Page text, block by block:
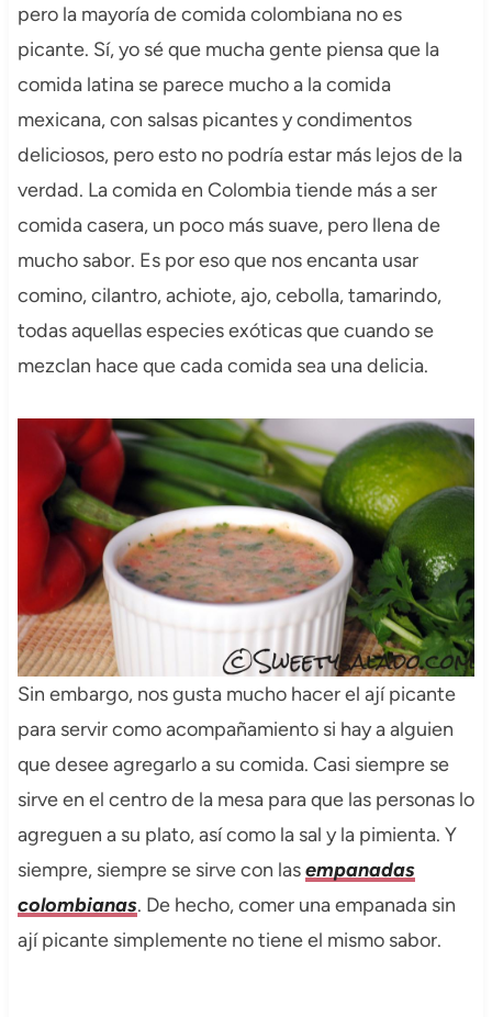
pero la mayoría de comida colombiana no es
picante. Sí, yo sé que mucha gente piensa que la
comida latina se parece mucho a la comida
mexicana, con salsas picantes y condimentos
deliciosos, pero esto no podría estar más lejos de la
verdad. La comida en Colombia tiende más a ser
comida casera, un poco más suave, pero llena de
mucho sabor. Es por eso que nos encanta usar
comino, cilantro, achiote, ajo, cebolla, tamarindo,
todas aquellas especies exóticas que cuando se
mezclan hace que cada comida sea una delicia.
Sin embargo, nos gusta mucho hacer el ají picante
para servir como acompañamiento si hay a alguien
que desee agregarlo a su comida. Casi siempre se
sirve en el centro de la mesa para que las personas lo
agreguen a su plato, así como la sal y la pimienta. Y
siempre, siempre se sirve con lasempanadas
colombianas. De hecho, comer una empanada sin
ají picante simplemente no tiene el mismo sabor.